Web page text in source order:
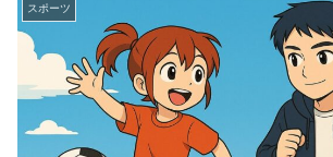
スポーツ